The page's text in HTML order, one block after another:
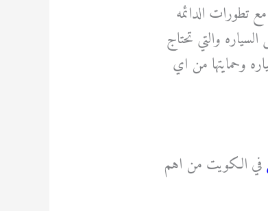
تطورات الدائمه
والتي تحتاج
وحمايتها من اي
في الكويت من اهم